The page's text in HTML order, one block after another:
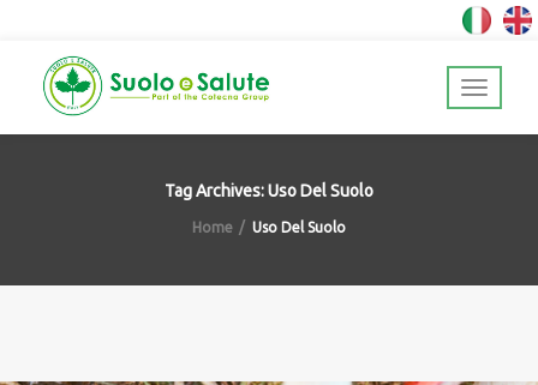
Tag Archives: Uso Del Suolo
Home Uso Del Suolo